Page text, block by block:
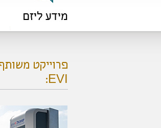
פרוייקט
EVI: